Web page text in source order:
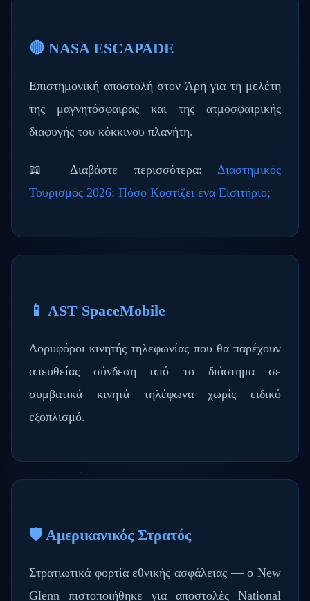
🔴 NASA ESCAPADE
Επιστημονική αποστολή στον Άρη για τη μελέτη
της μαγνητόσφαιρας και της ατμοσφαιρικής
διαφυγής του κόκκινου πλανήτη.
📖 Διαβάστε περισσότερα: Διαστημικός
Τουρισμός 2026: Πόσο Κοστίζει ένα Εισιτήριο;
📱 AST SpaceMobile
Δορυφόροι κινητής τηλεφωνίας που θα παρέχουν
απευθείας σύνδεση από το διάστημα σε
συμβατικά κινητά τηλέφωνα χωρίς ειδικό
εξοπλισμό.
🛡️ Αμερικανικός Στρατός
Στρατιωτικά φορτία εθνικής ασφάλειας — ο New
Glenn πιστοποιήθηκε για αποστολές National